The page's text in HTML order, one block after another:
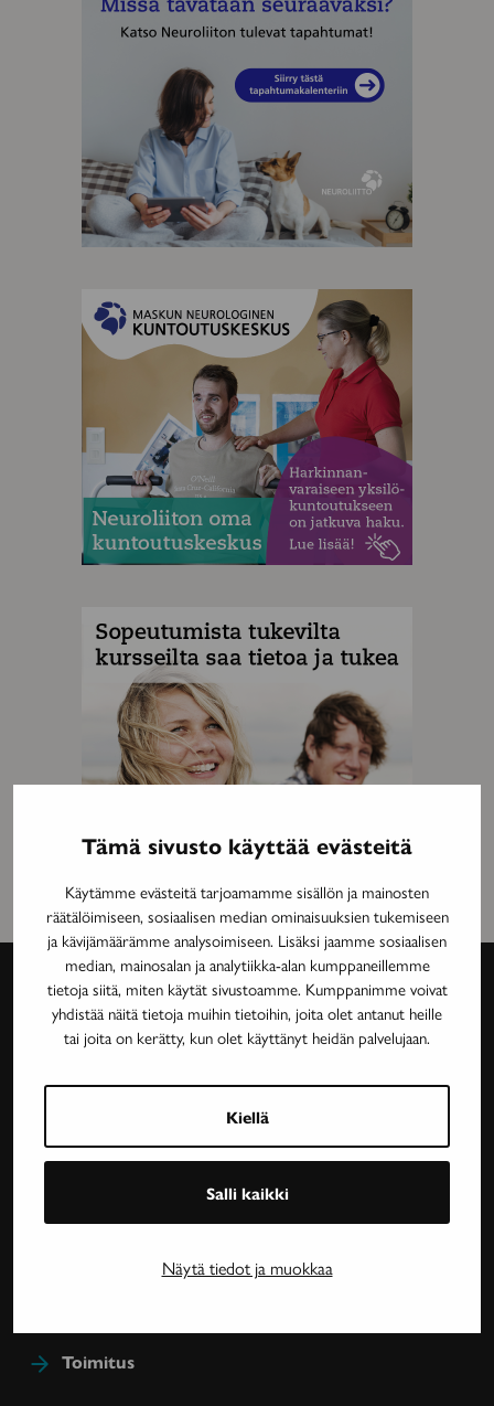
Tämä sivusto käyttää evästeitä
Käytämme evästeitä tarjoamamme sisällön ja mainosten
räätälöimiseen, sosiaalisen median ominaisuuksien tukemiseen
ja kävijämäärämme analysoimiseen. Lisäksi jaamme sosiaalisen
median, mainosalan ja analytiikka-alan kumppaneillemme
tietoja siitä, miten käytät sivustoamme. Kumppanimme voivat
yhdistää näitä tietoja muihin tietoihin, joita olet antanut heille
tai joita on kerätty, kun olet käyttänyt heidän palvelujaan.
Kiellä
Salli kaikki
Näytä tiedot ja muokkaa
Avain-
Neurologinen aikakauslehti Avain tarjoaa luotettavaa
ja asiantuntevaa tietoa MS-taudin, neurologisten
harvinaissairauksien ja essentiaalisen vapinan
tutkimuksesta, lääkehoidoista, kuntoutuksesta ja
sairastavien sosiaaliturvasta. Avain-lehteä julkaisee
Neuroliitto. Lehti on Neuroliiton jäsenyhdistysten
Toimitus